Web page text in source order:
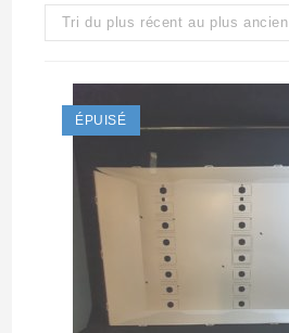
Tri du plus récent au plus ancien
ÉPUISÉ